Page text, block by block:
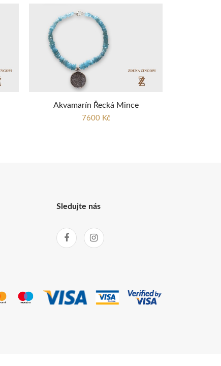
Akvamarín Řecká Mince
7600 Kč
Sledujte nás